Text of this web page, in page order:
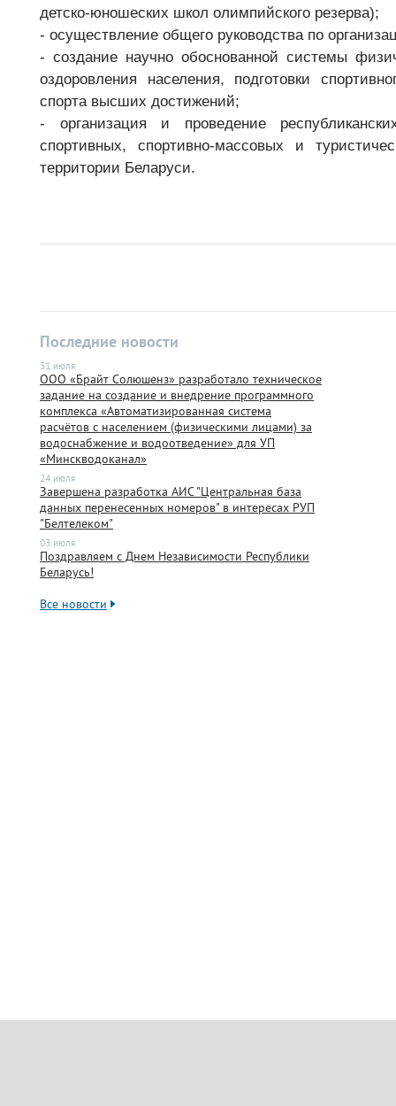
детско-юношеских школ олимпийского резерва);
- осуществление общего руководства по
- создание научно обоснованной системы
оздоровления населения, подготовки
спорта высших достижений;
- организация и проведение
спортивных, спортивно-массовых и
территории Беларуси.
Последние новости
31 июля
ООО «Брайт Солюшенз» разработало техническое
задание на создание и внедрение программного
комплекса «Автоматизированная система
расчётов с населением (физическими лицами) за
водоснабжение и водоотведение» для УП
«Минскводоканал»
24 июля
Завершена разработка АИС "Центральная база
данных перенесенных номеров" в интересах РУП
"Белтелеком"
03 июля
Поздравляем с Днем Независимости Республики
Беларусь!
Все новости